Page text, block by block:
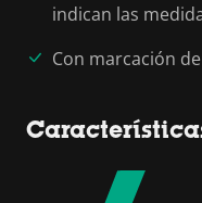
indican las
Con marcación